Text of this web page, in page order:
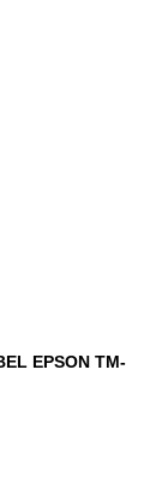
EPSON TM-